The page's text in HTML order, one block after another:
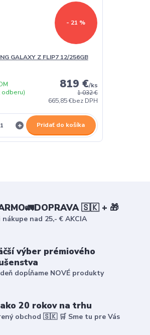
- 21 %
GALAXY Z FLIP7 12/256GB
1 032 €
819 €/ks
665,85 €bez DPH
odberu)
Pridať do košíka
🇸🇰 + 🎁
nákupe nad 25,- € AKCIA
výber prémiového
dopĺňame NOVÉ produkty
20 rokov na trhu
obchod 🇸🇰 🛒 Sme tu pre Vás